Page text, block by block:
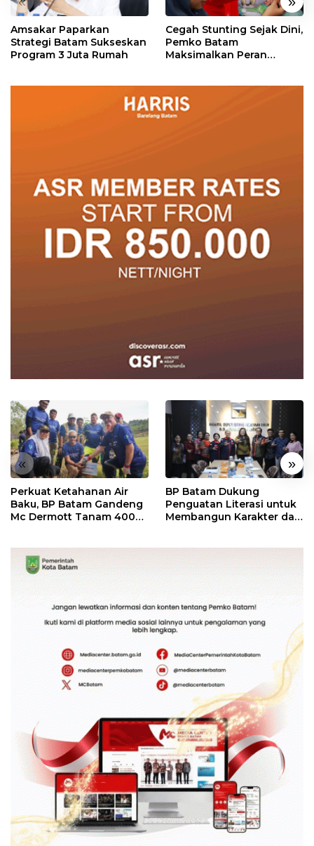
Amsakar Paparkan
Strategi Batam Sukseskan
Program 3 Juta Rumah
Cegah Stunting Sejak Dini,
Pemko Batam
Maksimalkan Peran
« »
Perkuat Ketahanan Air
Baku, BP Batam Gandeng
Mc Dermott Tanam 400
BP Batam Dukung
Penguatan Literasi untuk
Membangun Karakter dan